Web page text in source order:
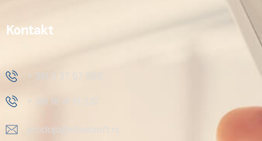
Kontakt
+ 381 11 37 57 555
+ 381 18 41 51 230
prodaja@steelsoft.rs